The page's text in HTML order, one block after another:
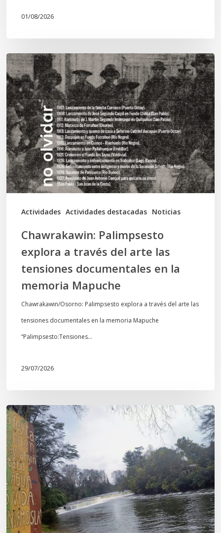
01/08/2026
Actividades Actividades destacadas Noticias
Chawrakawin:
Palimpsesto
explora
a
través
del
arte
las
tensiones
documentales
memoria
Mapuche
Chawrakawin: Palimpsesto
explora a través del arte las
tensiones documentales en la
memoria Mapuche
Chawrakawin/Osorno: Palimpsesto explora a través del arte las
tensiones documentales en la memoria Mapuche
“Palimpsesto:Tensiones…
29/07/2026
En
defensa
del
Salto
Donguil
y
el
territorio